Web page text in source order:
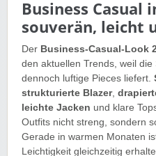
Business Casual
souverän, leicht
Der Business-Casual-Look
den aktuellen Trends, weil
dennoch luftige Pieces liefert.
strukturierte Blazer,
leichte Jacken und klare
Outfits nicht streng, sondern
Gerade in warmen Monaten
Leichtigkeit gleichzeitig